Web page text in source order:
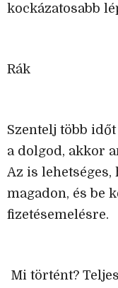
kockázatosabb
Rák
Szentelj több
a dolgod, akkor
Az is
magadon, és be
fizetésemelésre.
Mi történt?